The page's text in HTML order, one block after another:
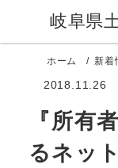
岐阜県
ホーム 新着
2018.11.26
『所有
るネッ